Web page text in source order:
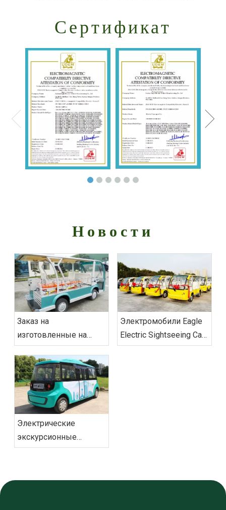
Сертификат
Новости
Заказ на
изготовленные на
заказ электрические
экскурсионные
автомобили‌ из
Вьетнама успешно
отправлен
Электромобили Eagle
Electric Sightseeing Cars
доставили заказ во
Электрические
экскурсионные
автомобили Eagle